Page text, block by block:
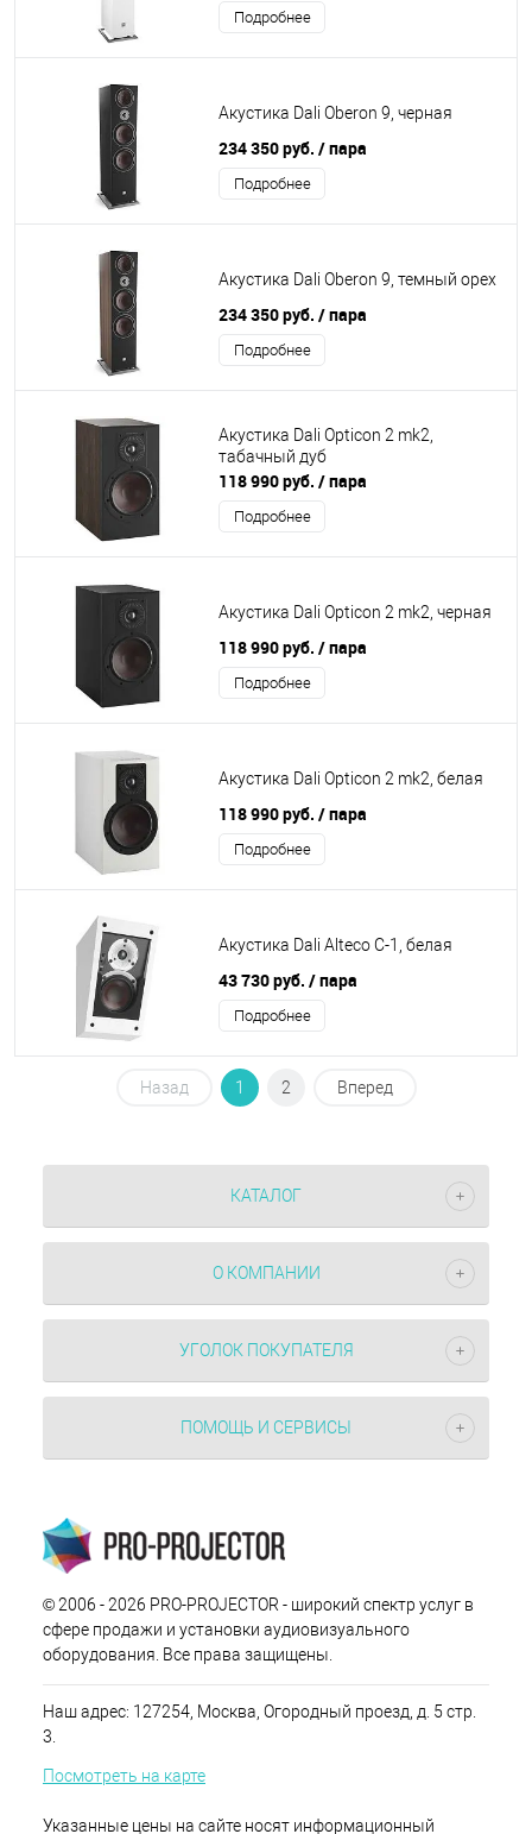
Подробнее
Акустика Dali Oberon 9, черная
234 350 руб. / пара
Подробнее
Акустика Dali Oberon 9, темный орех
234 350 руб. / пара
Подробнее
Акустика Dali Opticon 2 mk2,
табачный дуб
118 990 руб. / пара
Подробнее
Акустика Dali Opticon 2 mk2, черная
118 990 руб. / пара
Подробнее
Акустика Dali Opticon 2 mk2, белая
118 990 руб. / пара
Подробнее
Акустика Dali Alteco C-1, белая
43 730 руб. / пара
Подробнее
Назад 1 2 Вперед
КАТАЛОГ
О КОМПАНИИ
УГОЛОК ПОКУПАТЕЛЯ
ПОМОЩЬ И СЕРВИСЫ
© 2006 - 2026 PRO-PROJECTOR - широкий спектр услуг в
сфере продажи и установки аудиовизуального
оборудования. Все права защищены.
Наш адрес: 127254, Москва, Огородный проезд, д. 5 стр.
3.
Посмотреть на карте
Указанные цены на сайте носят информационный